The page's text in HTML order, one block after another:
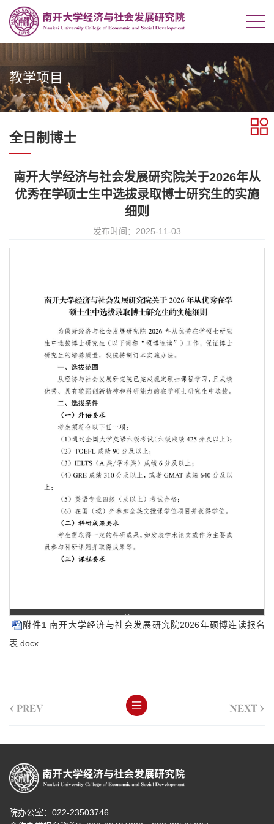
教学项目
全日制博士
南开大学经济与社会发展研究院关于2026年从
优秀在学硕士生中选拔录取博士研究生的实施
细则
发布时间：2025-11-03
第 1 页
附件1 南开大学经济与社会发展研究院2026年硕博连读报名
表.docx
< PREV NEXT >
院办公室：022-23503746